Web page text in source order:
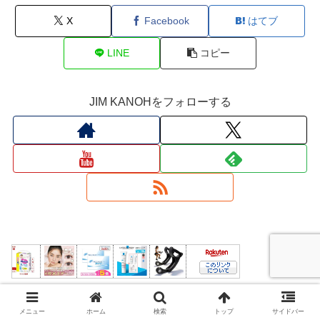
X Facebook はてブ
LINE コピー
JIM KANOHをフォローする
メニュー ホーム 検索 トップ サイドバー